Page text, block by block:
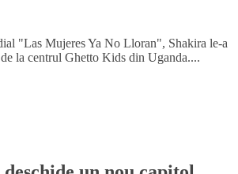
"Las Mujeres Ya No Lloran", Shakira le-a
la centrul Ghetto Kids din Uganda....